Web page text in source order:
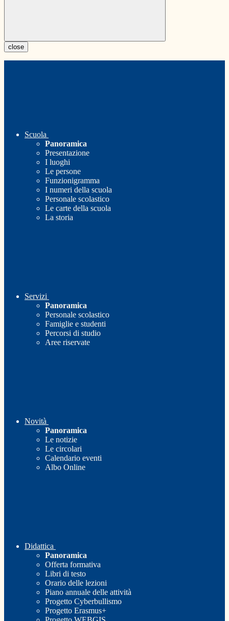
close
Scuola
Panoramica
Presentazione
I luoghi
Le persone
Funzionigramma
I numeri della scuola
Personale scolastico
Le carte della scuola
La storia
Servizi
Panoramica
Personale scolastico
Famiglie e studenti
Percorsi di studio
Aree riservate
Novità
Panoramica
Le notizie
Le circolari
Calendario eventi
Albo Online
Didattica
Panoramica
Offerta formativa
Libri di testo
Orario delle lezioni
Piano annuale delle attività
Progetto Cyberbullismo
Progetto Erasmus+